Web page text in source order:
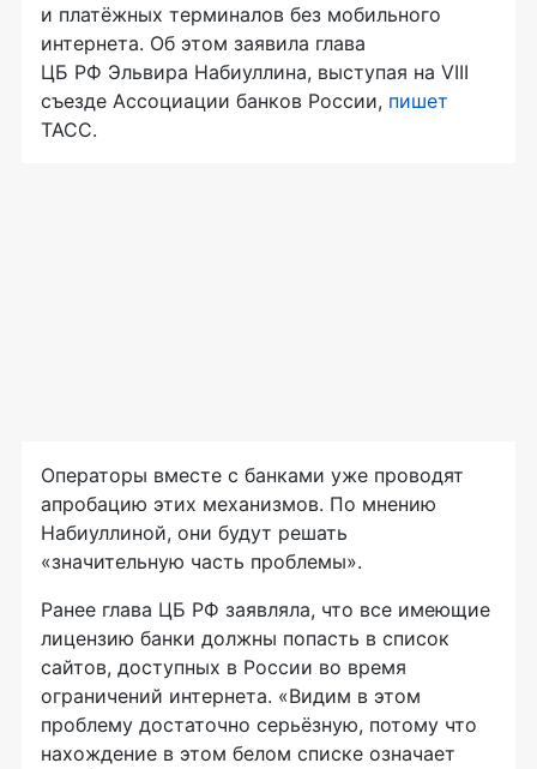
и платёжных терминалов без мобильного
интернета. Об этом заявила глава
ЦБ РФ Эльвира Набиуллина, выступая на VIII
съезде Ассоциации банков России, пишет
ТАСС.
Операторы вместе с банками уже проводят
апробацию этих механизмов. По мнению
Набиуллиной, они будут решать
«значительную часть проблемы».
Ранее глава ЦБ РФ заявляла, что все имеющие
лицензию банки должны попасть в список
сайтов, доступных в России во время
ограничений интернета. «Видим в этом
проблему достаточно серьёзную, потому что
нахождение в этом белом списке означает